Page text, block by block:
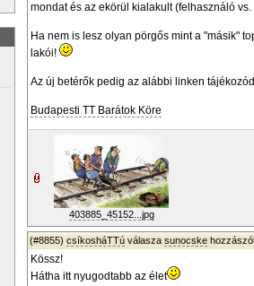
mondat és az ekörül kialakult (felhasználó
Ha nem is lesz olyan pörgős mint a "másik"
lakói!
Az új betérők pedig az alábbi linken
Budapesti TT Barátok Köre
403885_45152...jpg
(#8855) csíkosháTTú válasza sunocske
Kössz!
Hátha itt nyugodtabb az élet